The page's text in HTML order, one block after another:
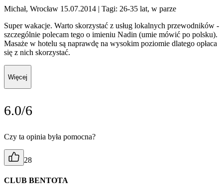
Michał, Wrocław 15.07.2014
| Tagi: 26-35 lat, w parze
Super wakacje. Warto skorzystać z usług lokalnych przewodników -
szczególnie polecam tego o imieniu Nadin (umie mówić po polsku).
Masaże w hotelu są naprawdę na wysokim poziomie dlatego opłaca
się z nich skorzystać.
Więcej
6.0/6
Czy ta opinia była pomocna?
28
CLUB BENTOTA